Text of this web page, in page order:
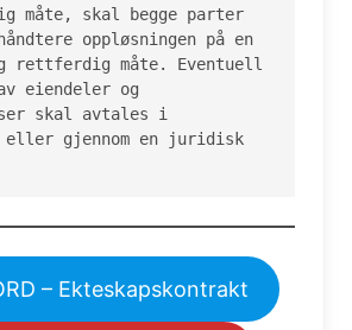
måte, skal begge parter
oppløsningen på en
rettferdig måte. Eventuell
eiendeler og
skal avtales i
eller gjennom en juridisk
– Ekteskapskontrakt